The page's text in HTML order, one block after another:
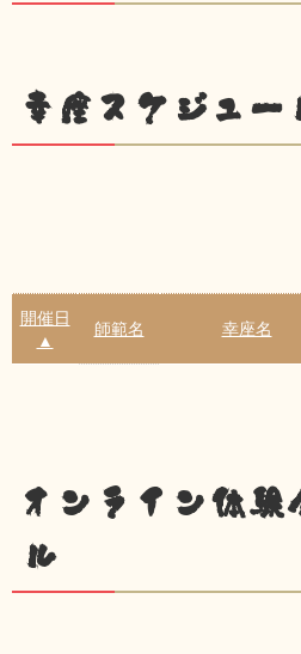
幸座スケジュー
開催日
▲
師範名 幸座名
オンライン体験
ル